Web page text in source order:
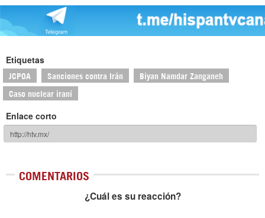
Etiquetas
JCPOA Sanciones contra Irán Biyan Namdar Zanganeh
Caso nuclear iraní
Enlace corto
COMENTARIOS